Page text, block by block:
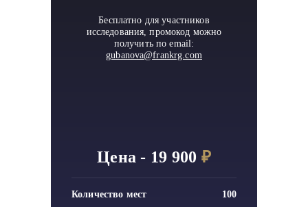
Бесплатно для участников
исследования, промокод можно
получить по email:
gubanova@frankrg.com
Цена - 19 900 ₽
100
Количество мест